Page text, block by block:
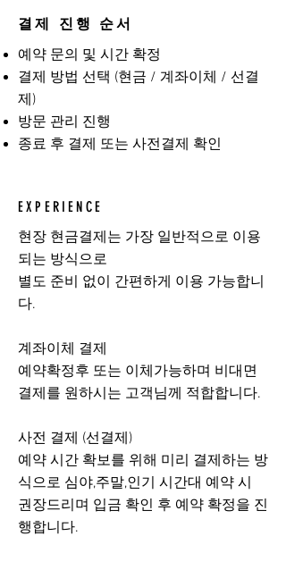
결제 진행 순서
예약 문의 및 시간 확정
결제 방법 선택 (현금 / 계좌이체 / 선결
제)
방문 관리 진행
종료 후 결제 또는 사전결제 확인
EXPERIENCE
현장 현금결제는 가장 일반적으로 이용
되는 방식으로
별도 준비 없이 간편하게 이용 가능합니
다.
계좌이체 결제
예약확정후 또는 이체가능하며 비대면
결제를 원하시는 고객님께 적합합니다.
사전 결제 (선결제)
​예약 시간 확보를 위해 미리 결제하는 방
식으로 심야,주말,인기 시간대 예약 시
권장드리며 입금 확인 후 예약 확정을 진
행합니다.